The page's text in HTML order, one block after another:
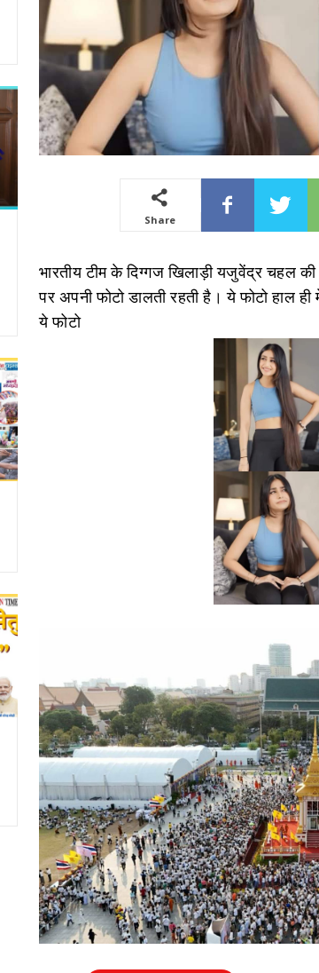
Share
भारतीय टीम के दिग्गज खिलाड़ी यजुवेंद्र चहल
पर अपनी फोटो डालती रहती है। ये फोटो हाल
ये फोटो